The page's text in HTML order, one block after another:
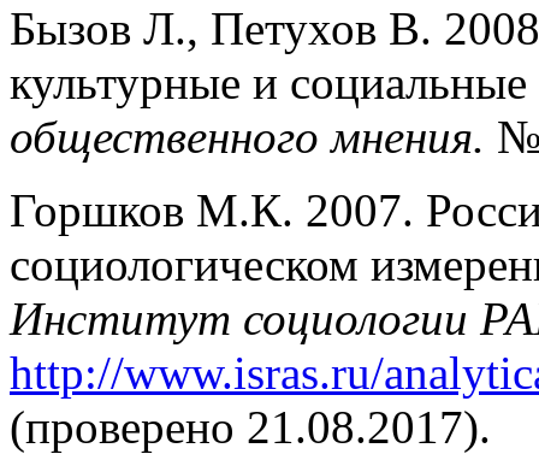
Бызов Л., Петухов В.
культурные и
общественного мнения. №
Горшков М.К. 2007.
социологическом
Институт социологии
http://www.isras.ru/
(проверено 21.08.2017).